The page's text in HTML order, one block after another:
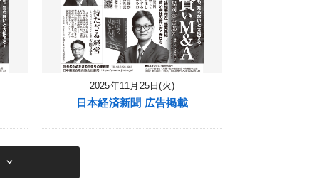
2025年11月25日(火)
日本経済新聞 広告掲載
keyboard_arrow_down